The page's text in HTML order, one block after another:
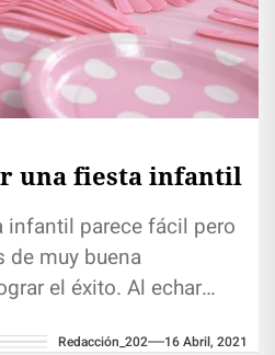
una fiesta infantil
infantil parece fácil pero
de muy buena
el éxito. Al echar
Redacción_202 16 Abril, 2021